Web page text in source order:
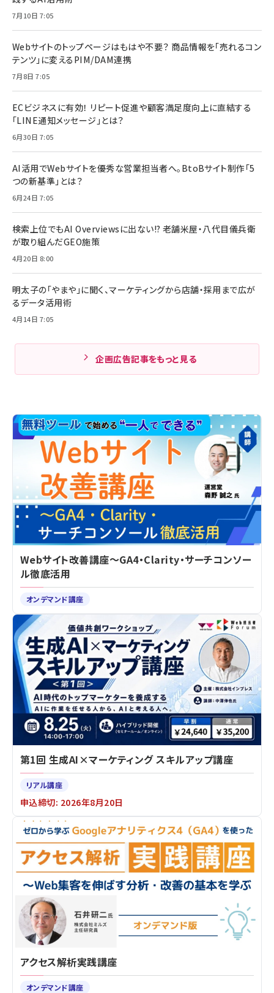
7月10日 7:05
Webサイトのトップページはもはや不要？ 商品情報を「売れるコン
テンツ」に変えるPIM/DAM連携
7月8日 7:05
ECビジネスに有効！ リピート促進や顧客満足度向上に直結する
「LINE通知メッセージ」とは？
6月30日 7:05
AI活用でWebサイトを優秀な営業担当者へ。BtoBサイト制作「5
つの新基準」とは？
6月24日 7:05
検索上位でもAI Overviewsに出ない!? 老舗米屋・八代目儀兵衛
が取り組んだGEO施策
4月20日 8:00
明太子の「やまや」に聞く、マーケティングから店舗・採用まで広が
るデータ活用術
4月14日 7:05
企画広告記事をもっと見る
Webサイト改善講座～GA4・Clarity・サーチコンソー
ル徹底活用
オンデマンド講座
第1回 生成AI×マーケティング スキルアップ講座
リアル講座
申込締切: 2026年8月20日
アクセス解析実践講座
オンデマンド講座